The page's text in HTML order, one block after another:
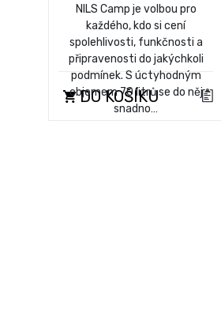
NILS Camp je volbou pro
každého, kdo si cení
spolehlivosti, funkčnosti a
připravenosti do jakýchkoli
podmínek. S úctyhodným
objemem 70 litrů se do něj
snadno…
DO KOŠÍKU